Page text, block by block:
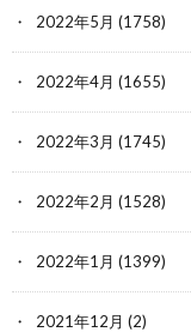
2022年5月 (1758)
2022年4月 (1655)
2022年3月 (1745)
2022年2月 (1528)
2022年1月 (1399)
2021年12月 (2)